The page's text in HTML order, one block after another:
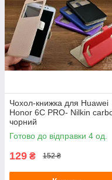
Чохол-книжка для Huawei
Honor 6C PRO- Nilkin
чорний
Готово до відправки 4 од.
129 ₴ 152 ₴